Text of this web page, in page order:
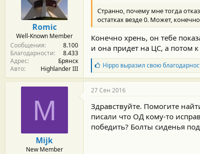
л
а
Romic
Well-Known Member
Сообщения
8.100
Благодарности
8.433
Адрес
Брянск
Авто
Highlander III
Странно, почему мне тогда
остатках везде 0. Может,
Конечно хрень, он тебе
и она придет на ЦС, а потом
Б
л
а
г
о
д
а
р
н
Hippoвыразил свою
M
Mijk
New Member
27 Сен 2016
Здравствуйте. Помогите
писали что ОД кому-то
победить? Болты сиденья